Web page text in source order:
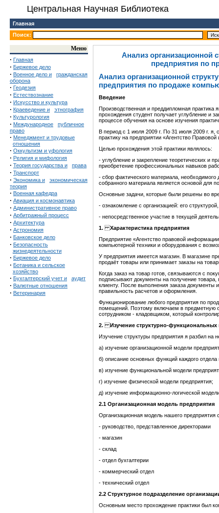
Центральная Научная Библиотека
Главная
Поиск:
Меню
· Главная
· Биржевое дело
· Военное дело и
гражданская
оборона
· Геодезия
· Естествознание
· Искусство и культура
· Краеведение и этнография
· Культурология
· Международное
публичное
право
· Менеджмент и трудовые
отношения
· Оккультизм и уфология
· Религия и мифология
· Теория государства и права
· Транспорт
· Экономика и
экономическая
теория
· Военная кафедра
· Авиация и космонавтика
· Административное право
· Арбитражный процесс
· Архитектура
· Астрономия
· Банковское дело
· Безопасность
жизнедеятельности
· Биржевое дело
· Ботаника и сельское
хозяйство
· Бухгалтерский учет и аудит
· Валютные отношения
· Ветеринария
Анализ организационной
предприятия по
Анализ организационной
предприятия по продаже
Введение
Производственная и преддипломная практика
прохождения студент получает углубление и
процессе обучения на основе изучения
В период с 1 июля 2009 г. По 31 июля 2009 г. я,
практику на предприятии «Агентство
Целью прохождения этой практики являлось:
- углубление и закрепление теоретических и
приобретение профессиональных навыков
- сбор фактического материала,
собранного материала является основой для
Основные задачи, которые были решены во
- ознакомление с организацией: его
- непосредственное участие в текущей
1.
Характеристика предприятия
Предприятие «Агентство правовой
компьютерной техники и оборудования с
У предприятия имеется магазин. В магазине
продаёт товары или принимает заказы на
Когда заказ на товар готов, связываются с
подписывают документы на получение
клиенту. После выполнения заказа документы
правильность расчетов и оформления.
Функционирование любого предприятия по
помещений. Поэтому включаем в предметную
сотрудником - кладовщиком, который
2.
Изучение структурно-функциональных
Изучение структуры предприятия я разбил на
а) изучение организационной модели
б) описание основных функций каждого отдела
в) изучение функциональной модели
г) изучение физической модели предприятия;
д) изучение информационно-логической
2.1 Организационная модель предприятия
Организационная модель нашего предприятия
- руководство, представленное директорами
- магазин
- склад
- отдел бухгалтерии
- коммерческий отдел
- технический отдел
2.2 Структурное подразделение
Основным место прохождение практики был